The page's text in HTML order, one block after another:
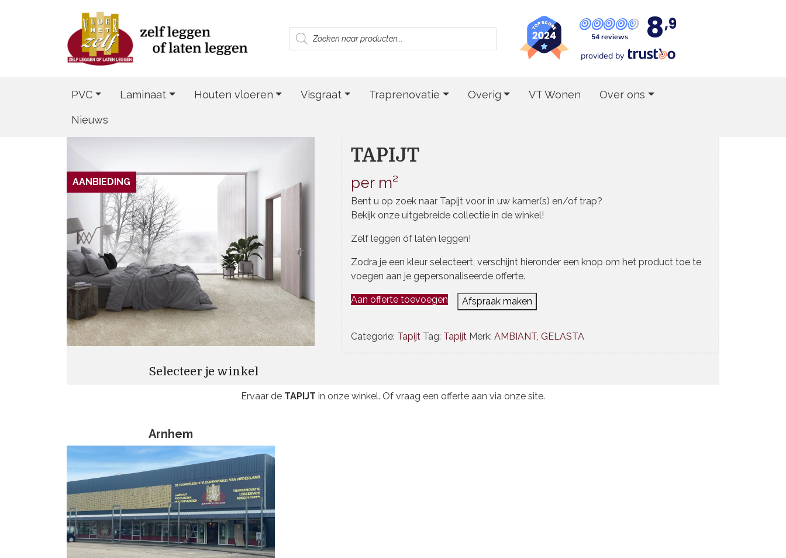
Producten
zoeken
54 reviews 8,9
provided by
PVC Laminaat Houten vloeren Visgraat Traprenovatie Overig VT Wonen Over ons
Nieuws
AANBIEDING
TAPIJT
per m²
Bent u op zoek naar Tapijt voor in uw kamer(s) en/of trap?
Bekijk onze uitgebreide collectie in de winkel!
Zelf leggen óf laten leggen!
Zodra je een kleur selecteert, verschijnt hieronder een knop om het product toe te
voegen aan je gepersonaliseerde offerte.
Aan offerte toevoegen Afspraak maken
Categorie: Tapijt Tag: Tapijt Merk: AMBIANT, GELASTA
Selecteer je winkel
Ervaar de TAPIJT in onze winkel. Of vraag een offerte aan via onze site.
Arnhem